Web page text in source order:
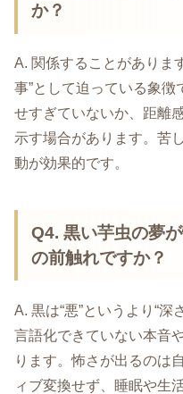
か？
A. 関係することがありま
事”として迫っている象
せすぎていないか、距離
示す場合があります。苦
動が効果的です。
Q4. 黒い芋虫の夢
の前触れですか？
A. 黒は“悪”というより“深
言語化できていない本音
ります。怖さが出るのは
ィブ変換せず、睡眠や生